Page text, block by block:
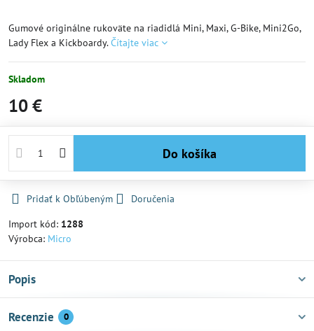
Gumové originálne rukoväte na riadidlá Mini, Maxi, G-Bike, Mini2Go,
Lady Flex a Kickboardy.Čítajte viac
Skladom
10 €
Do košíka
Pridať k Obľúbeným
Doručenia
Import kód: 1288
Výrobca: Micro
Popis
Recenzie 0